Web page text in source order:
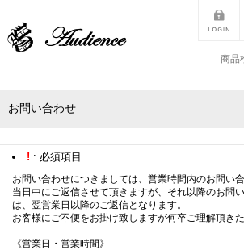
お問い合わせ
! : 必須項目
お問い合わせにつきましては、営業時間内のお問い
当日中にご返信させて頂きますが、それ以降のお問
は、翌営業日以降のご返信となります。
お客様にご不便をお掛け致しますが何卒ご理解頂き
《営業日・営業時間》